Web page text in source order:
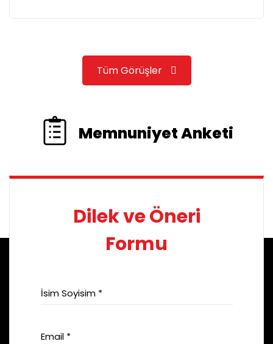
Tüm Görüşler
Memnuniyet Anketi
Dilek ve Öneri
Formu
İsim Soyisim *
Email *